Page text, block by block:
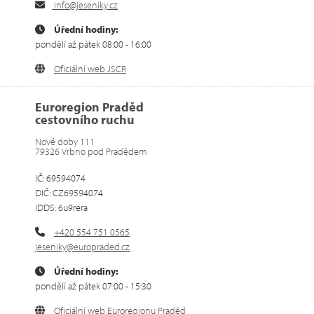
info@jeseniky.cz
Úřední hodiny:
pondělí až pátek 08:00 - 16:00
Oficiální web JSCR
Euroregion Praděd
cestovního ruchu
Nové doby 111
79326 Vrbno pod Pradědem
IČ: 69594074
DIČ: CZ69594074
IDDS: 6u9rera
+420 554 751 0565
jeseniky@europraded.cz
Úřední hodiny:
pondělí až pátek 07:00 - 15:30
Oficiální web Euroregionu Praděd